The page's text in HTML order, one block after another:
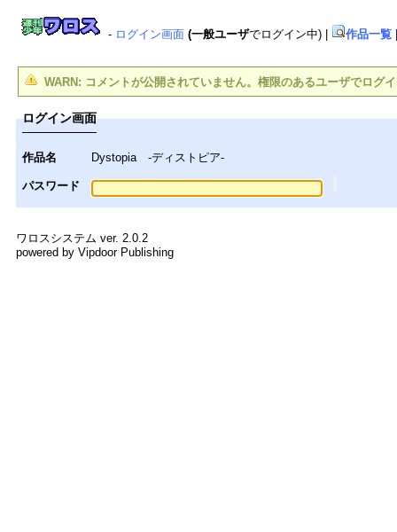
- ログイン画面 (一般ユーザでログイン中) 作品一覧
WARN: コメントが公開されていません。権限のあるユーザでログ
ログイン画面
作品名 Dystopia -ディストピア-
パスワード
ワロスシステム ver. 2.0.2
powered by Vipdoor Publishing